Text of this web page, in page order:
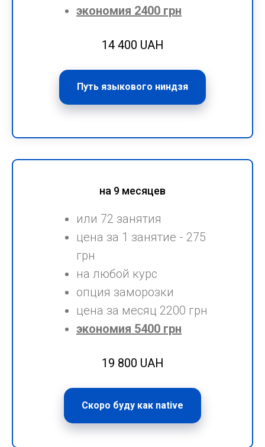
экономия 2400 грн
14 400 UAH
Путь языкового ниндзя
на 9 месяцев
или 72 занятия
цена за 1 занятие - 275
грн
на любой курс
опция заморозки
цена за месяц 2200 грн
экономия 5400 грн
19 800 UAH
Скоро буду как native